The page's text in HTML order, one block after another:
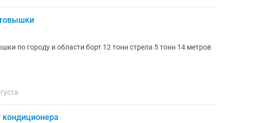
по городу и области борт 12 тонн стрела 5 тонн 14 метров
кондиционера